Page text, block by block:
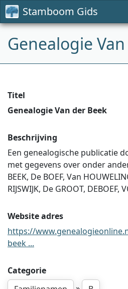
Stamboom Gids
Genealogie
Titel
Genealogie Van der Beek
Beschrijving
Een genealogische publicatie
met gegevens over onder
BEEK, De BOEF, Van
RIJSWIJK, De GROOT, DEBOEF,
Website adres
https://
beek ...
Categorie